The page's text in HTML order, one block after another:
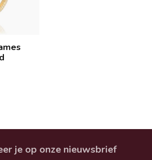
je op onze nieuwsbrief